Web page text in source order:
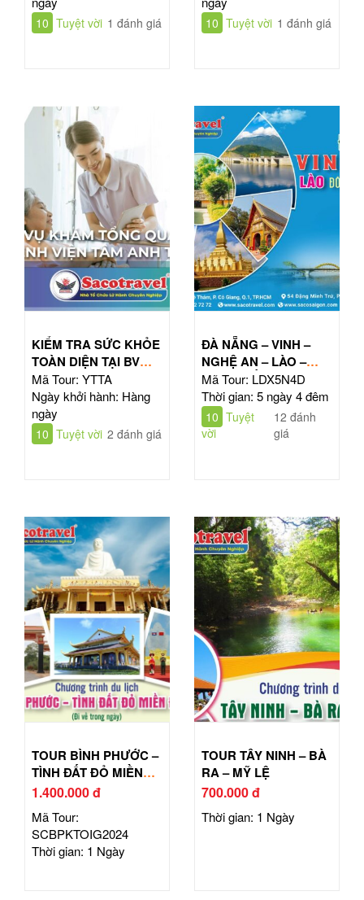
10 Tuyệt vời 1 đánh giá 10 Tuyệt vời 1 đánh giá
KIỂM TRA SỨC KHỎE
TOÀN DIỆN TẠI BV
TÂM ANH HỒ CHÍ
MINH
Mã Tour: YTTA
Ngày khởi hành: Hàng
ngày
10 Tuyệt vời 2 đánh giá
ĐÀ NẴNG – VINH –
NGHỆ AN – LÀO –
ĐÔNG BẮC THÁI LAN
| TOUR 5N4Đ
Mã Tour: LDX5N4D
Thời gian: 5 ngày 4 đêm
10 Tuyệt
vời
12 đánh
giá
TOUR BÌNH PHƯỚC –
TÌNH ĐẤT ĐỎ MIỀN
ĐÔNG
1.400.000 đ
Mã Tour:
SCBPKTOIG2024
Thời gian: 1 Ngày
TOUR TÂY NINH – BÀ
RA – MỸ LỆ
700.000 đ
Thời gian: 1 Ngày